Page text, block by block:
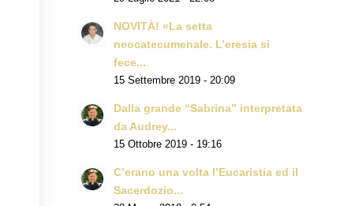
NOVITÀ! «La setta
neocatecumenale. L’eresia si
fece...
15 Settembre 2019 - 20:09
Dalla grande “Sabrina” interpretata
da Audrey...
15 Ottobre 2019 - 19:16
C’erano una volta l’Eucaristia ed il
Sacerdozio...